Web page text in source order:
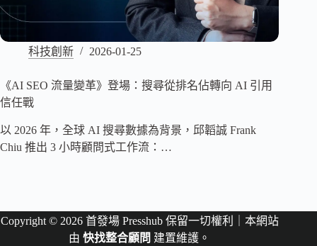
科技創新 2026-01-25
《AI SEO 流量變革》登場：搜尋從排名佔轉向 AI 引用
信任戰
以 2026 年，全球 AI 搜尋數據為背景，邱韜誠 Frank
Chiu 推出 3 小時顧問式工作流：…
Copyright © 2026 首發場 Presshub 保留一切權利｜本網站
由快找整合顧問 建置維護。